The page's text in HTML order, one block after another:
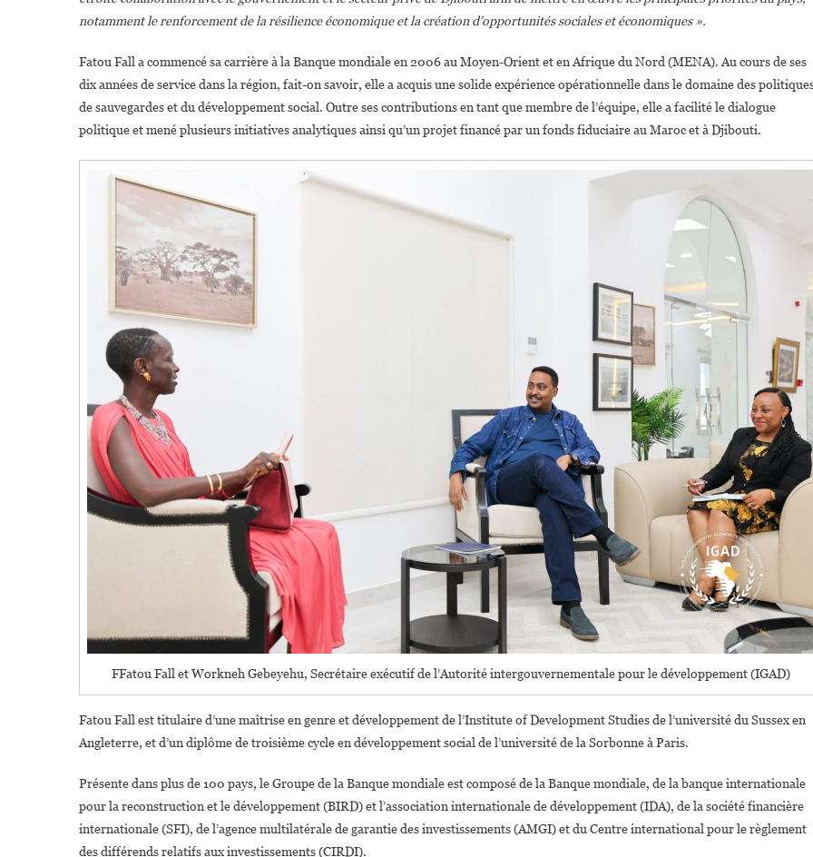
notamment le renforcement de la résilience économique et la création d’opportunités sociales et économiques ».
Fatou Fall a commencé sa carrière à la Banque mondiale en 2006 au Moyen-Orient et en Afrique du Nord (MENA). Au cours de ses
dix années de service dans la région, fait-on savoir, elle a acquis une solide expérience opérationnelle dans le domaine des
de sauvegardes et du développement social. Outre ses contributions en tant que membre de l’équipe, elle a facilité le dialogue
politique et mené plusieurs initiatives analytiques ainsi qu’un projet financé par un fonds fiduciaire au Maroc et à Djibouti.
FFatou Fall et Workneh Gebeyehu, Secrétaire exécutif de l’Autorité intergouvernementale pour le développement (IGAD)
Fatou Fall est titulaire d’une maîtrise en genre et développement de l’Institute of Development Studies de l’université du Sussex en
Angleterre, et d’un diplôme de troisième cycle en développement social de l’université de la Sorbonne à Paris.
Présente dans plus de 100 pays, le Groupe de la Banque mondiale est composé de la Banque mondiale, de la banque internationale
pour la reconstruction et le développement (BIRD) et l’association internationale de développement (IDA), de la société financière
internationale (SFI), de l’agence multilatérale de garantie des investissements (AMGI) et du Centre international pour le règlement
des différends relatifs aux investissements (CIRDI).